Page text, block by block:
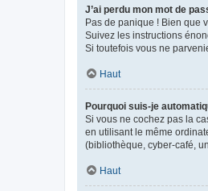
J’ai perdu mon mot de
Pas de panique ! Bien que
Suivez les instructions
Si toutefois vous ne
Haut
Pourquoi suis-je
Si vous ne cochez pas la
en utilisant le même
(bibliothèque, cyber-café,
Haut